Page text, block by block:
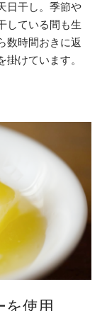
日干し。季節や
している間も生
数時間おきに返
けています。
使用